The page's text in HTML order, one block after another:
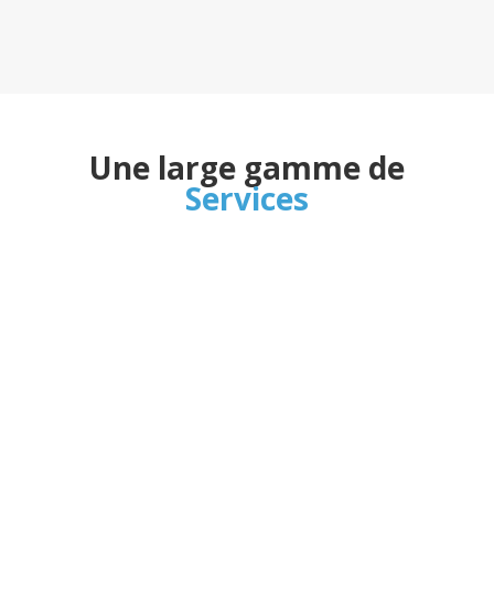
Une large gamme de
Services